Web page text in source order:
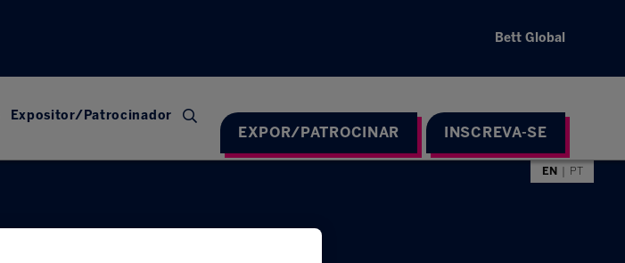
Bett Global
Expositor/Patrocinador
EXPOR/PATROCINAR INSCREVA-SE
EN PT